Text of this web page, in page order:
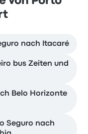
nach Itacaré
bus Zeiten und
Belo Horizonte
Seguro nach